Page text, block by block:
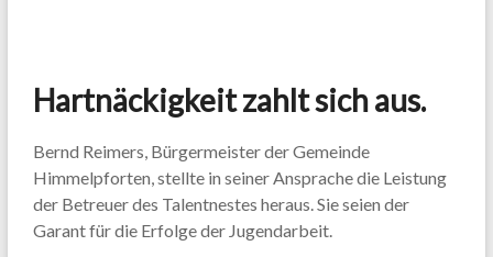
Hartnäckigkeit zahlt sich aus.
Bernd Reimers, Bürgermeister der Gemeinde
Himmelpforten, stellte in seiner Ansprache die Leistung
der Betreuer des Talentnestes heraus. Sie seien der
Garant für die Erfolge der Jugendarbeit.